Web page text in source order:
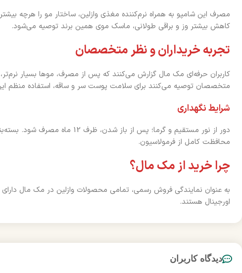
مصرف این شامپو به همراه نرم‌کننده مغذی وازلین، ساختار مو را هرچه
کاهش بیشتر وز و براقی طولانی، ماسک موی همین برند توصیه می‌شود.
تجربه خریداران و نظر متخصصان
کاربران حرفه‌ای مک مال گزارش می‌کنند که پس از مصرف، موها بسیار
متخصصان توصیه می‌کنند برای سلامت پوست سر و ساقه، استفاده منظم
شرایط نگهداری
دور از نور مستقیم و گرما؛ پس از باز شدن،
محافظت کامل از فرمولاسیون.
چرا خرید از مک مال؟
به عنوان نمایندگی فروش رسمی، تمامی محصولات وازلین در مک مال
اورجینال هستند.
دیدگاه کاربران